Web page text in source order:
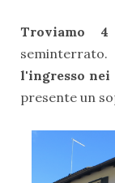
Troviamo
seminterrato.
l'ingresso
presente un